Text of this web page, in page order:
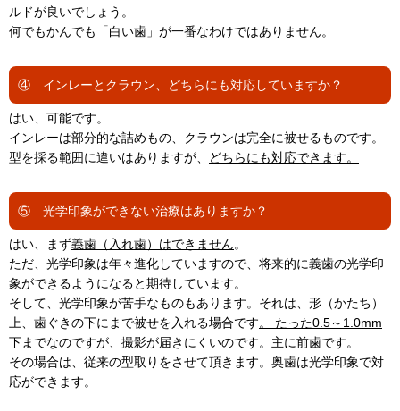
ルドが良いでしょう。
何でもかんでも「白い歯」が一番なわけではありません。
④ インレーとクラウン、どちらにも対応していますか？
はい、可能です。
インレーは部分的な詰めもの、クラウンは完全に被せるものです。
型を採る範囲に違いはありますが、
どちらにも対応できます。
⑤ 光学印象ができない治療はありますか？
はい、まず義歯（入れ歯）はできません。
ただ、光学印象は年々進化していますので、将来的に義歯の光学印
象ができるようになると期待しています。
そして、光学印象が苦手なものもあります。それは、形（かたち）
上、歯ぐきの下にまで被せを入れる場合です。 たった0.5～1.0mm
下までなのですが、撮影が届きにくいのです。主に前歯です。
その場合は、従来の型取りをさせて頂きます。奥歯は光学印象で対
応ができます。